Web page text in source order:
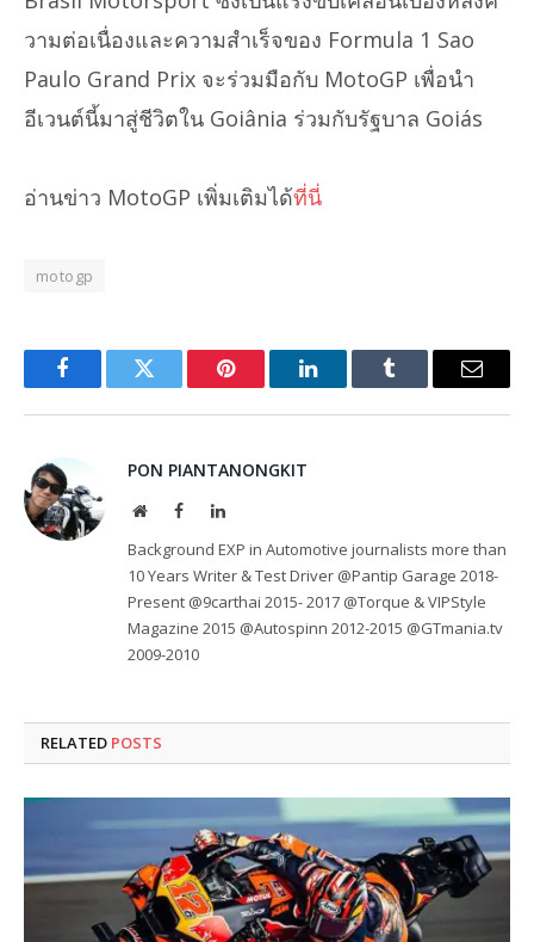
วามต่อเนื่องและความสำเร็จของ Formula 1 Sao
Paulo Grand Prix จะร่วมมือกับ MotoGP เพื่อนำ
อีเวนต์นี้มาสู่ชีวิตใน Goiânia ร่วมกับรัฐบาล Goiás
อ่านข่าว MotoGP เพิ่มเติมได้ที่นี่
motogp
FacebookTwitter Pinterest LinkedInTumblr Email
PON PIANTANONGKIT
WebsiteFacebookLinkedIn
Background EXP in Automotive journalists more than
10 Years Writer & Test Driver @Pantip Garage 2018-
Present @9carthai 2015- 2017 @Torque & VIPStyle
Magazine 2015 @Autospinn 2012-2015 @GTmania.tv
2009-2010
RELATED POSTS